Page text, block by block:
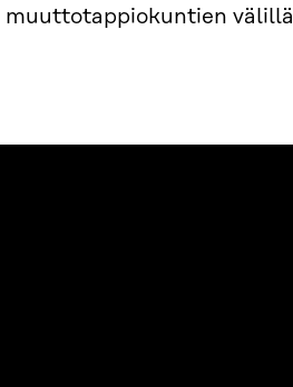
muuttotappiokuntien välillä